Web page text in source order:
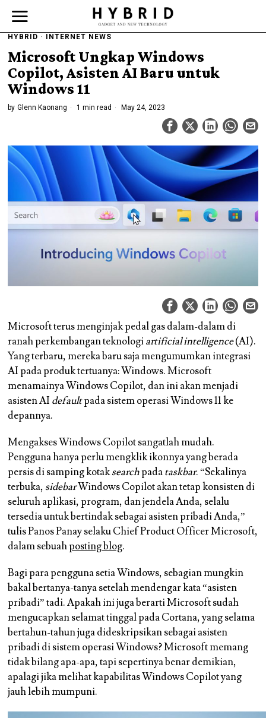
HYBRID · INTERNET NEWS
Microsoft Ungkap Windows
Copilot, Asisten AI Baru untuk
Windows 11
by Glenn Kaonang 1 min read May 24, 2023
Microsoft terus menginjak pedal gas dalam-dalam di
ranah perkembangan teknologiartificial intelligence(AI).
Yang terbaru, mereka baru saja mengumumkan integrasi
AI pada produk tertuanya: Windows. Microsoft
menamainya Windows Copilot, dan ini akan menjadi
asisten AI defaultpada sistem operasi Windows 11 ke
depannya.
Mengakses Windows Copilot sangatlah mudah.
Pengguna hanya perlu mengklik ikonnya yang berada
persis di samping kotaksearchpadataskbar. “Sekalinya
terbuka, sidebarWindows Copilot akan tetap konsisten di
seluruh aplikasi, program, dan jendela Anda, selalu
tersedia untuk bertindak sebagai asisten pribadi Anda,”
tulis Panos Panay selaku Chief Product Officer Microsoft,
dalam sebuahposting blog.
Bagi para pengguna setia Windows, sebagian mungkin
bakal bertanya-tanya setelah mendengar kata “asisten
pribadi” tadi. Apakah ini juga berarti Microsoft sudah
mengucapkan selamat tinggal pada Cortana, yang selama
bertahun-tahun juga dideskripsikan sebagai asisten
pribadi di sistem operasi Windows? Microsoft memang
tidak bilang apa-apa, tapi sepertinya benar demikian,
apalagi jika melihat kapabilitas Windows Copilot yang
jauh lebih mumpuni.